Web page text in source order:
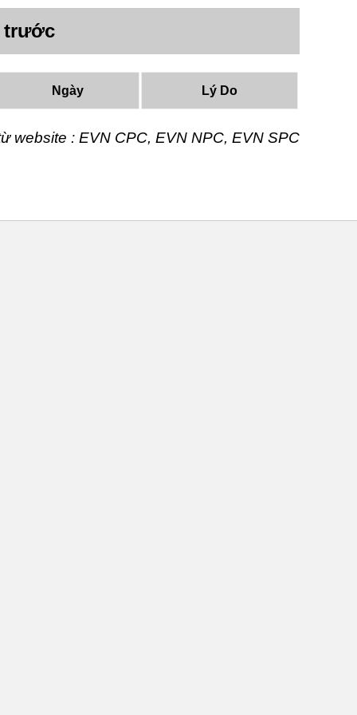
trước
Ngày Lý Do
website : EVN CPC, EVN NPC, EVN SPC